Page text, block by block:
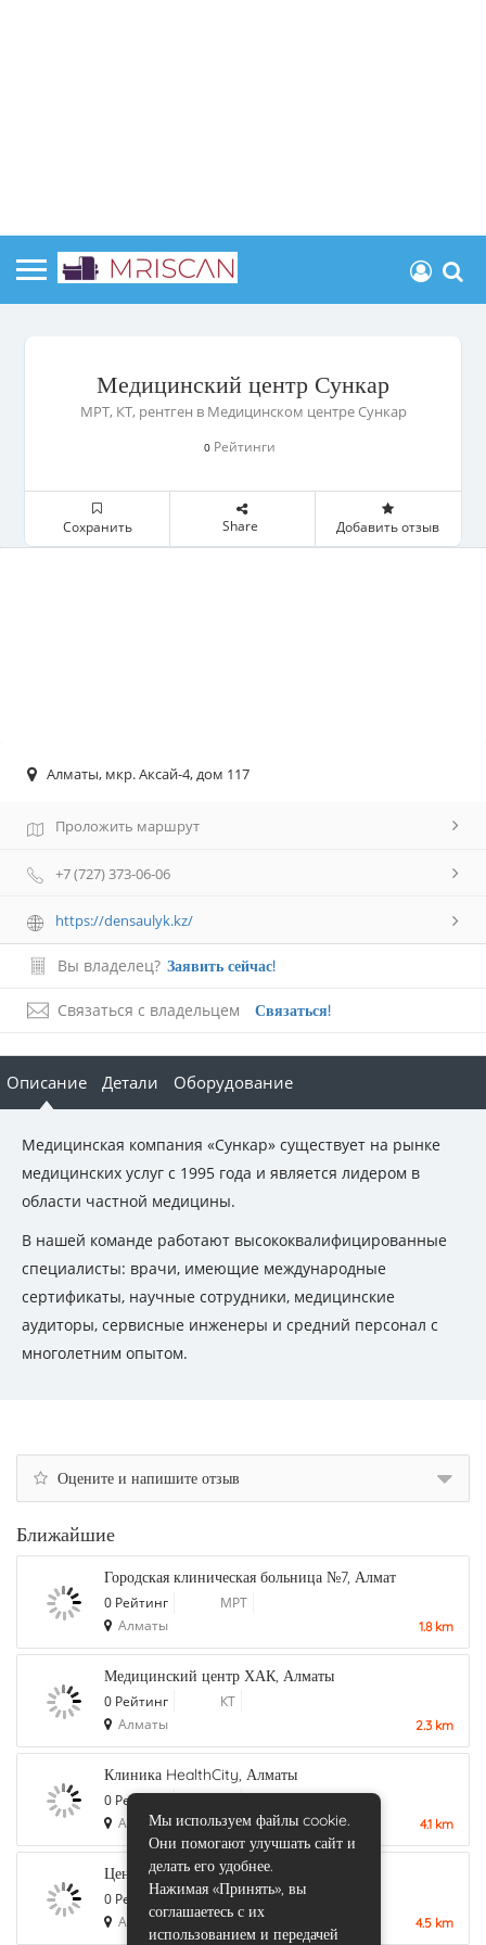
Медицинский центр Сункар
МРТ, КТ, рентген в Медицинском центре Сункар
0 Рейтинги
Сохранить Share Добавить отзыв
Алматы, мкр. Аксай-4, дом 117
Проложить маршрут
+7 (727) 373-06-06
https://densaulyk.kz/
Вы владелец? Заявить сейчас!
Связаться с владельцем Связаться!
Описание Детали Оборудование
Медицинская компания «Сункар» существует на рынке
медицинских услуг с 1995 года и является лидером в
области частной медицины.
В нашей команде работают высококвалифицированные
специалисты: врачи, имеющие международные
сертификаты, научные сотрудники, медицинские
аудиторы, сервисные инженеры и средний персонал с
многолетним опытом.
Оцените и напишите отзыв
Ближайшие
Городская клиническая больница №7, Алмат
0 Рейтинг
МРТ
Алматы
1.8 km
Медицинский центр ХАК, Алматы
0 Рейтинг
КТ
Алматы
2.3 km
Клиника HealthCity, Алматы
0 Рейтинг
Алматы
4.1 km
Центр МРТ Лидер, на Гагарина, Алматы
0 Рейтинг
МРТ
Алматы
4.5 km
Мы используем файлы cookie.
Они помогают улучшать сайт и
делать его удобнее.
Нажимая «Принять», вы
соглашаетесь с их
использованием и передачей